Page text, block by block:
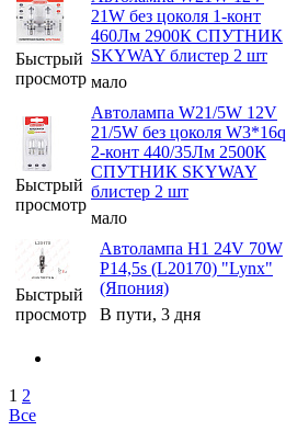
Быстрый
просмотр
21W без цоколя 1-конт
460Лм 2900К СПУТНИК
SKYWAY блистер 2 шт
мало
Быстрый
просмотр
Автолампа W21/5W 12V
21/5W без цоколя W3*16q
2-конт 440/35Лм 2500К
СПУТНИК SKYWAY
блистер 2 шт
мало
Быстрый
просмотр
Автолампа H1 24V 70W
P14,5s (L20170) "Lynx"
(Япония)
В пути, 3 дня
1 2
Все